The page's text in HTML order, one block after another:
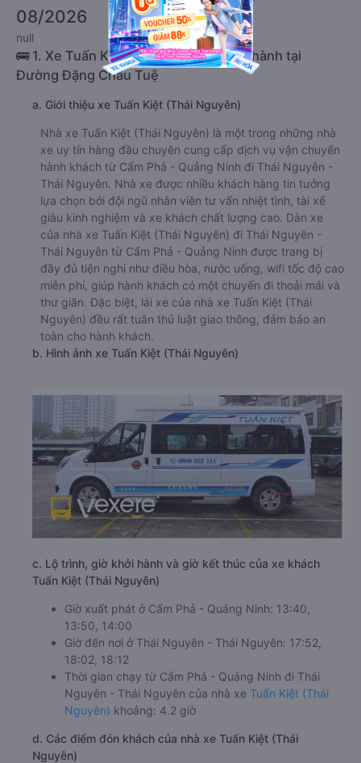
08/2026
null
🚌 1. Xe Tuấn Kiệt (Thái Nguyên) khởi hành tại
Đường Đặng Châu Tuệ
a. Giới thiệu xe Tuấn Kiệt (Thái Nguyên)
Nhà xe Tuấn Kiệt (Thái Nguyên) là một trong những nhà
xe uy tín hàng đầu chuyên cung cấp dịch vụ vận chuyển
hành khách từ Cẩm Phả - Quảng Ninh đi Thái Nguyên -
Thái Nguyên. Nhà xe được nhiều khách hàng tin tưởng
lựa chọn bởi đội ngũ nhân viên tư vấn nhiệt tình, tài xế
giàu kinh nghiệm và xe khách chất lượng cao. Dàn xe
của nhà xe Tuấn Kiệt (Thái Nguyên) đi Thái Nguyên -
Thái Nguyên từ Cẩm Phả - Quảng Ninh được trang bị
đầy đủ tiện nghi như điều hòa, nước uống, wifi tốc độ cao
miễn phí, giúp hành khách có một chuyến đi thoải mái và
thư giãn. Đặc biệt, lái xe của nhà xe Tuấn Kiệt (Thái
Nguyên) đều rất tuân thủ luật giao thông, đảm bảo an
toàn cho hành khách.
b. Hình ảnh xe Tuấn Kiệt (Thái Nguyên)
c. Lộ trình, giờ khởi hành và giờ kết thúc của xe khách
Tuấn Kiệt (Thái Nguyên)
Giờ xuất phát ở Cẩm Phả - Quảng Ninh: 13:40,
13:50, 14:00
Giờ đến nơi ở Thái Nguyên - Thái Nguyên: 17:52,
18:02, 18:12
Thời gian chạy từ Cẩm Phả - Quảng Ninh đi Thái
Nguyên - Thái Nguyên của nhà xe Tuấn Kiệt (Thái
Nguyên) khoảng: 4.2 giờ
d. Các điểm đón khách của nhà xe Tuấn Kiệt (Thái
Nguyên)